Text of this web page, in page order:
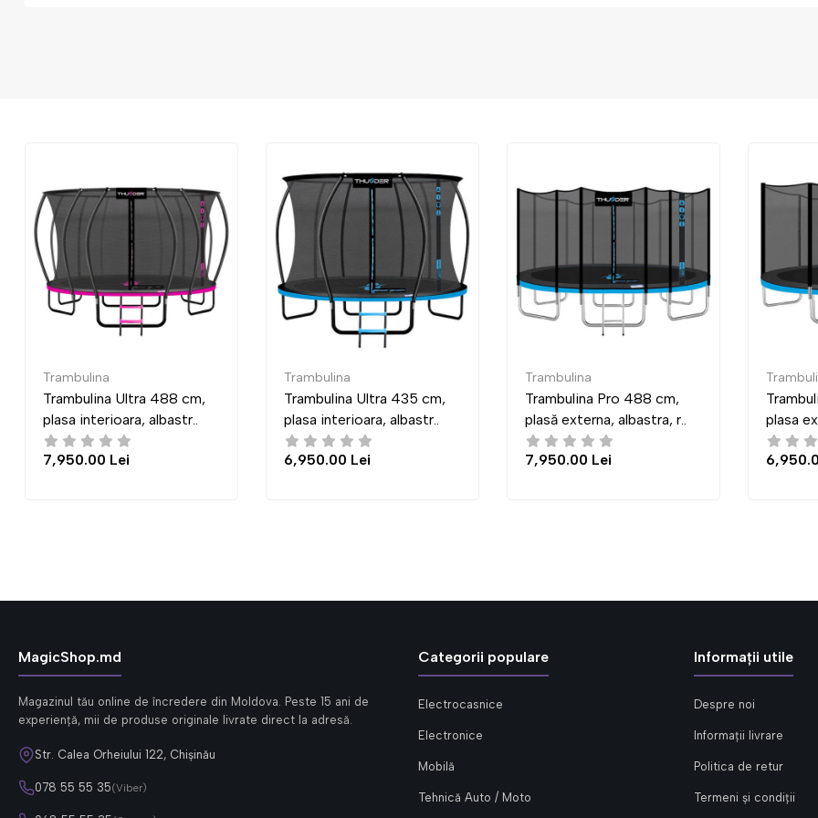
488 cm,
albastr..
Trambulina Ultra 435 cm,
plasa interioara, albastr..
Trambulina Pro 488 cm,
plasă externa, albastra, r..
Trambulina Pro 435 cm,
plasa externa, albastra, ro..
MagicShop.md
Magazinul tău online de încredere din Moldova. Peste 15 ani de
experiență, mii de produse originale livrate direct la adresă.
Str. Calea Orheiului 122, Chișinău
078 55 55 35(Viber)
Categorii populare
Electrocasnice
Electronice
Mobilă
Tehnică Auto / Moto
Informații utile
Despre noi
Informații livrare
Politica de retur
Termeni și condiții